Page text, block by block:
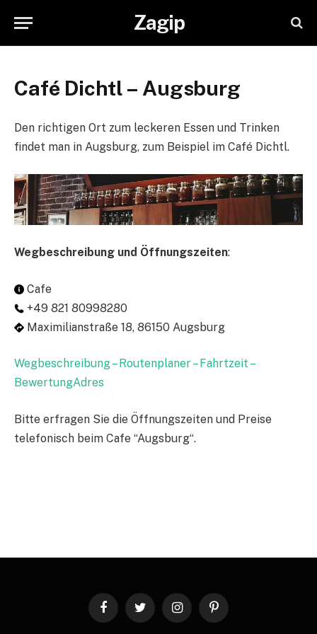
Zagip
Café Dichtl – Augsburg
Den richtigen Ort zum leckeren Essen und Trinken
findet man in Augsburg, zum Beispiel im Café Dichtl.
Wegbeschreibung und Öffnungszeiten:
Cafe
+49 821 80998280
Maximilianstraße 18, 86150 Augsburg
Wegbeschreibung – Routenplaner – Fahrtzeit –
BewertungAdres
Bitte erfragen Sie die Öffnungszeiten und Preise
telefonisch beim Cafe “Augsburg“.
FacebookTwitter InstagramPinterest